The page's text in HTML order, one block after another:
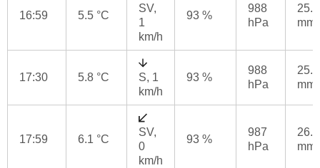
16:59 5.5 °C
SV,
1
km/h
93 %
988
hPa
25.4
mm
17:30 5.8 °C
S, 1
km/h
93 %
988
hPa
25.6
mm
17:59 6.1 °C
SV,
0
km/h
93 %
987
hPa
26.2
mm